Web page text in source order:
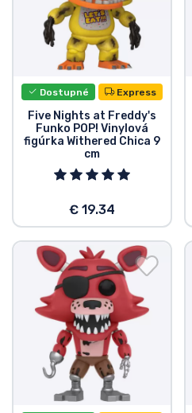
Dostupné Express
Five Nights at Freddy's
Funko POP! Vinylová
figúrka Withered Chica 9
cm
€ 19.34